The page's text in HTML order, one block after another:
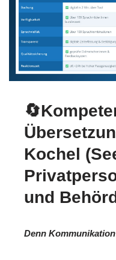
Kochel
und
Denn